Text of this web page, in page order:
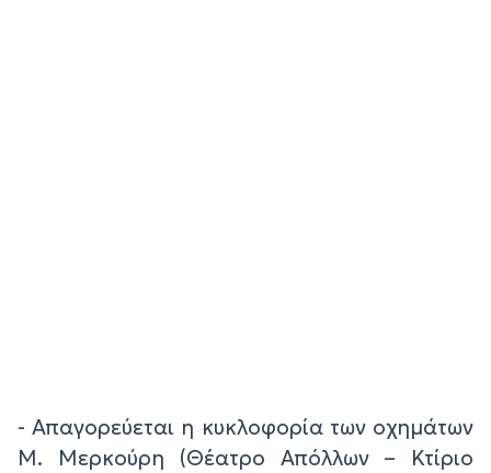
- Απαγορεύεται η κυκλοφορία των οχημάτων
Μ. Μερκούρη (Θέατρο Απόλλων – Κτίριο